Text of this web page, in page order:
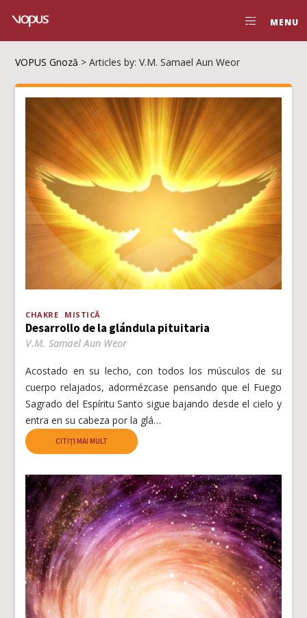
MENU
VOPUS Gnoză >Articles by: V.M. Samael Aun Weor
CHAKRE MISTICĂ
Desarrollo de la glándula pituitaria
V.M. Samael Aun Weor
Acostado en su lecho, con todos los músculos de su
cuerpo relajados, adormézcase pensando que el Fuego
Sagrado del Espíritu Santo sigue bajando desde el cielo y
entra en su cabeza por la glá…
CITIȚI MAI MULT